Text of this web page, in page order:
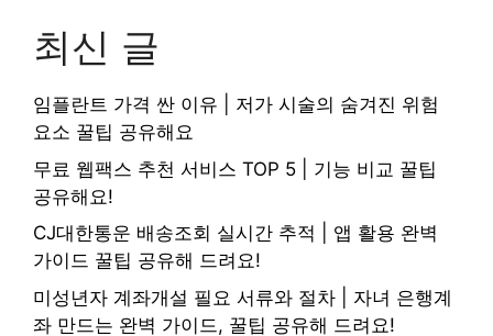
최신 글
임플란트 가격 싼 이유 | 저가 시술의 숨겨진 위험
요소 꿀팁 공유해요
무료 웹팩스 추천 서비스 TOP 5 | 기능 비교 꿀팁
공유해요!
CJ대한통운 배송조회 실시간 추적 | 앱 활용 완벽
가이드 꿀팁 공유해 드려요!
미성년자 계좌개설 필요 서류와 절차 | 자녀 은행계
좌 만드는 완벽 가이드, 꿀팁 공유해 드려요!